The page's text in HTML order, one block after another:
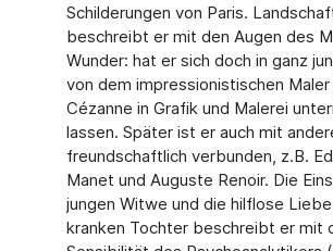
Schilderungen von Paris.
beschreibt er mit den Augen des
Wunder: hat er sich doch in ganz
von dem impressionistischen Maler
Cézanne in Grafik und Malerei
lassen. Später ist er auch mit
freundschaftlich verbunden, z.B.
Manet und Auguste Renoir. Die
jungen Witwe und die hilflose
kranken Tochter beschreibt er mit